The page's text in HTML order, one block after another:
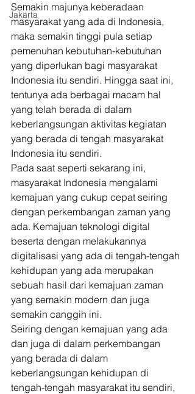
Jakarta
Semakin majunya keberadaan
masyarakat yang ada di Indonesia,
maka semakin tinggi pula setiap
pemenuhan kebutuhan-kebutuhan
yang diperlukan bagi masyarakat
Indonesia itu sendiri. Hingga saat ini,
tentunya ada berbagai macam hal
yang telah berada di dalam
keberlangsungan aktivitas kegiatan
yang berada di tengah masyarakat
Indonesia itu sendiri.
Pada saat seperti sekarang ini,
masyarakat Indonesia mengalami
kemajuan yang cukup cepat seiring
dengan perkembangan zaman yang
ada. Kemajuan teknologi digital
beserta dengan melakukannya
digitalisasi yang ada di tengah-tengah
kehidupan yang ada merupakan
sebuah hasil dari kemajuan zaman
yang semakin modern dan juga
semakin canggih ini.
Seiring dengan kemajuan yang ada
dan juga di dalam perkembangan
yang berada di dalam
keberlangsungan kehidupan di
tengah-tengah masyarakat itu sendiri,